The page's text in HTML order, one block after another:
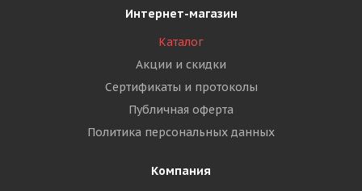
Интернет-магазин
Каталог
Акции и скидки
Сертификаты и протоколы
Публичная оферта
Политика персональных данных
Компания